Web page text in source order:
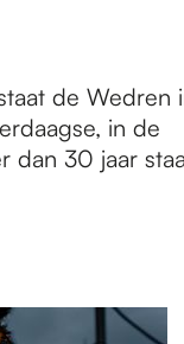
de Wedren
in de
dan 30 jaar